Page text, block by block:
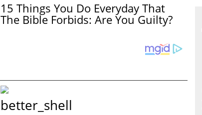
15 Things You Do Everyday That
The Bible Forbids: Are You Guilty?
better_shell